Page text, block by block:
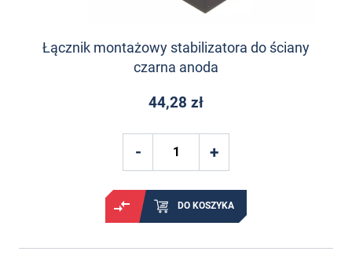
Łącznik montażowy stabilizatora do ściany
czarna anoda
44,28 zł
DO KOSZYKA